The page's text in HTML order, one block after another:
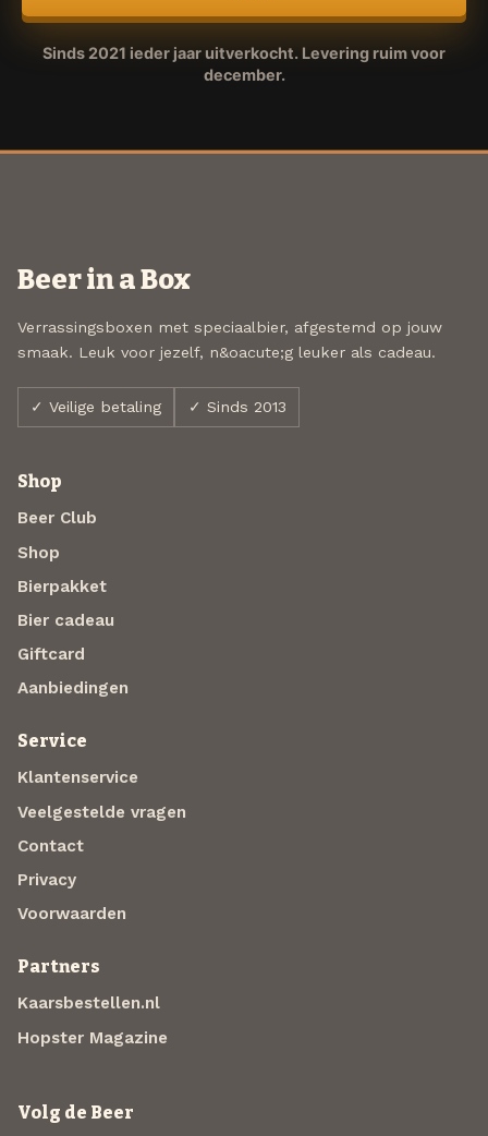
Sinds 2021 ieder jaar uitverkocht. Levering ruim voor
december.
Beer in a Box
Verrassingsboxen met speciaalbier, afgestemd op jouw
smaak. Leuk voor jezelf, n&oacute;g leuker als cadeau.
✓ Veilige betaling ✓ Sinds 2013
Shop
Beer Club
Shop
Bierpakket
Bier cadeau
Giftcard
Aanbiedingen
Service
Klantenservice
Veelgestelde vragen
Contact
Privacy
Voorwaarden
Partners
Kaarsbestellen.nl
Hopster Magazine
Volg de Beer